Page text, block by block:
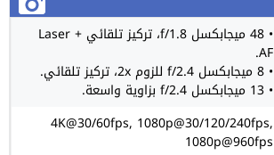
• 48 ميجابكسل f/1.8، تركيز تلقائي + Laser
AF.
• 8 ميجابكسل f/2.4 للزوم 2x، تركيز تلقائي.
• 13 ميجابكسل f/2.4 بزاوية واسعة.
4K@30/60fps, 1080p@30/120/240fps,
1080p@960fps